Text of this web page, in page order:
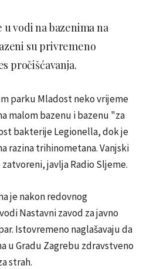
vodi na bazenima na
su privremeno
pročišćavanja.
parku Mladost neko vrijeme
malom bazenu i bazenu "za
bakterije Legionella, dok je
razina trihinometana. Vanjski
javlja Radio Sljeme.
je nakon redovnog
Nastavni zavod za javno
Istovremeno naglašavaju da
u Gradu Zagrebu zdravstveno
strah.